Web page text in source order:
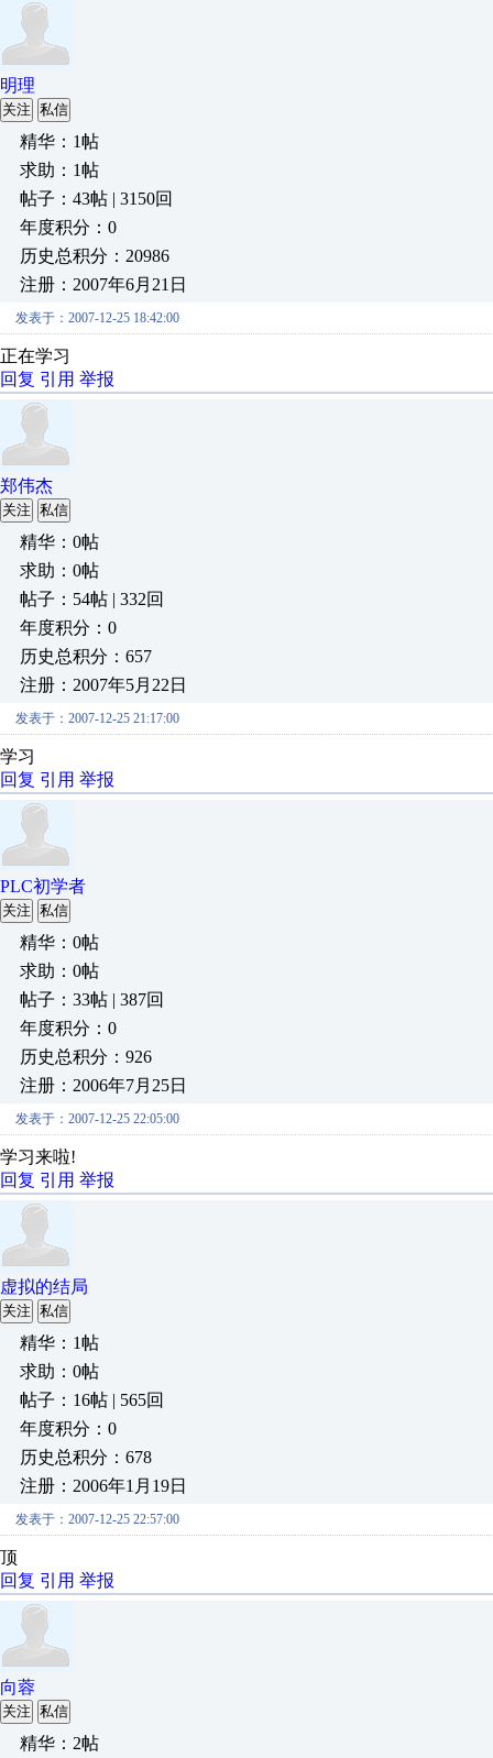
明理
关注 私信
精华：1帖
求助：1帖
帖子：43帖 | 3150回
年度积分：0
历史总积分：20986
注册：2007年6月21日
发表于：2007-12-25 18:42:00
正在学习
回复 引用 举报
郑伟杰
关注 私信
精华：0帖
求助：0帖
帖子：54帖 | 332回
年度积分：0
历史总积分：657
注册：2007年5月22日
发表于：2007-12-25 21:17:00
学习
回复 引用 举报
PLC初学者
关注 私信
精华：0帖
求助：0帖
帖子：33帖 | 387回
年度积分：0
历史总积分：926
注册：2006年7月25日
发表于：2007-12-25 22:05:00
学习来啦!
回复 引用 举报
虚拟的结局
关注 私信
精华：1帖
求助：0帖
帖子：16帖 | 565回
年度积分：0
历史总积分：678
注册：2006年1月19日
发表于：2007-12-25 22:57:00
顶
回复 引用 举报
向蓉
关注 私信
精华：2帖